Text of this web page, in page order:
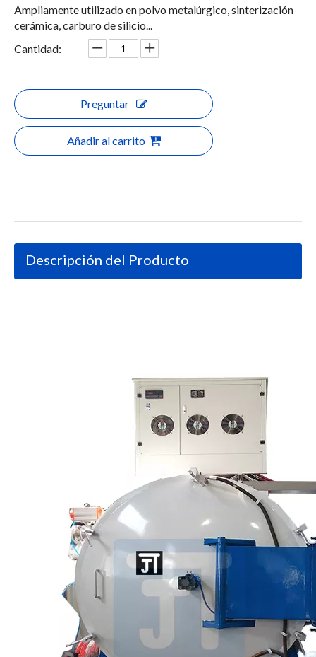
Ampliamente utilizado en polvo metalúrgico, sinterización
cerámica, carburo de silicio...
Cantidad:
Preguntar
Añadir al carrito
Descripción del Producto